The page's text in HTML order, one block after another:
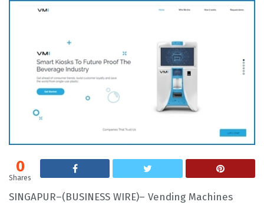
0
Shares
SINGAPUR–(BUSINESS WIRE)– Vending Machines